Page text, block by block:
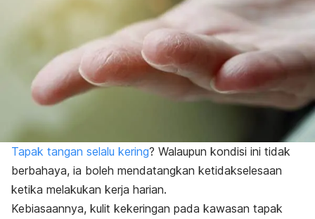
Tapak tangan selalu kering? Walaupun kondisi ini tidak
berbahaya, ia boleh mendatangkan ketidakselesaan
ketika melakukan kerja harian.
Kebiasaannya, kulit kekeringan pada kawasan tapak